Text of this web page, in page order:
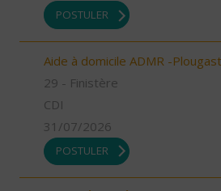
POSTULER
Aide à domicile ADMR -
29 - Finistère
CDI
31/07/2026
POSTULER